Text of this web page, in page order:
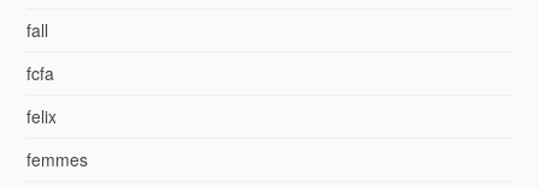
fall
fcfa
felix
femmes